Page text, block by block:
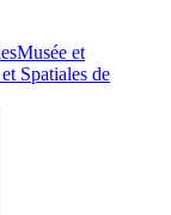
Musée et
Spatiales de